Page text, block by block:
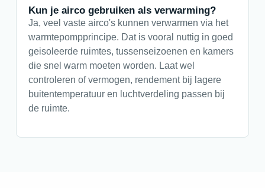
Kun je airco gebruiken als verwarming?
Ja, veel vaste airco's kunnen verwarmen via het
warmtepompprincipe. Dat is vooral nuttig in goed
geisoleerde ruimtes, tussenseizoenen en kamers
die snel warm moeten worden. Laat wel
controleren of vermogen, rendement bij lagere
buitentemperatuur en luchtverdeling passen bij
de ruimte.